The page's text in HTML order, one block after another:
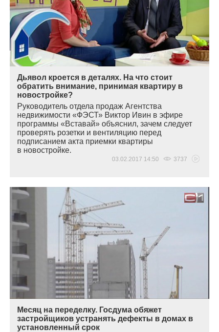
Дьявол кроется в деталях. На что стоит
обратить внимание, принимая квартиру в
новостройке?
Руководитель отдела продаж Агентства
недвижимости «ФЭСТ» Виктор Ивин в эфире
программы «Вставай» объяснил, зачем следует
проверять розетки и вентиляцию перед
подписанием акта приемки квартиры
в новостройке.
03.02.2017 14:50 3737
Месяц на переделку. Госдума обяжет
застройщиков устранять дефекты в домах в
установленный срок